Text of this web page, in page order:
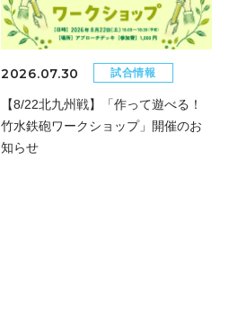
2026.07.30 試合情報
【8/22北九州戦】「作って遊べる！
竹水鉄砲ワークショップ」開催のお
知らせ